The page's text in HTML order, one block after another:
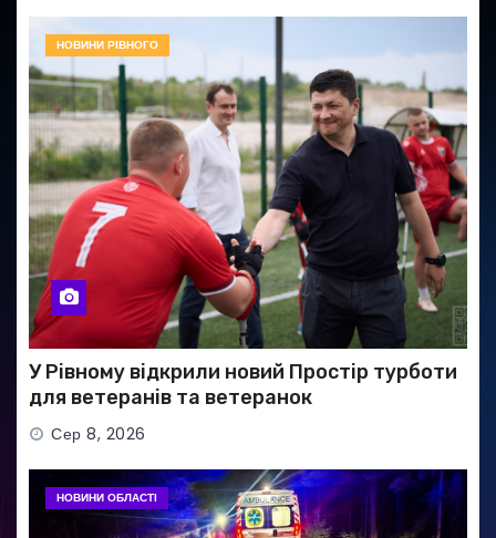
НОВИНИ РІВНОГО
У Рівному відкрили новий Простір турботи
для ветеранів та ветеранок
Сер 8, 2026
НОВИНИ ОБЛАСТІ